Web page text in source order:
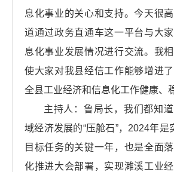
息化事业的关心和支持。今天很
道通过政务直通车这一平台与大
息化事业发展情况进行交流。我相
使大家对我县经信工作能够增进
全县工业经济和信息化工作健康、
主持人：鲁局长，我们都知
域经济发展的“压舱石”，2024年是
目标任务的关键一年，也是全面
化推进大会部署，实现濉溪工业